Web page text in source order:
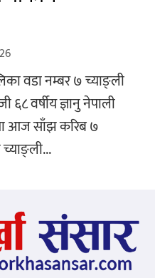
वडा नम्बर ७ च्याङ्ली
६८ वर्षीय ज्ञानु नेपाली
आज साँझ करिब ७